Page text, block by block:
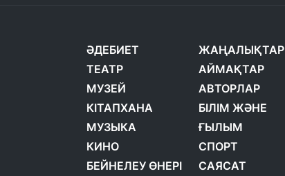
ӘДЕБИЕТ
ТЕАТР
МУЗЕЙ
КІТАПХАНА
МУЗЫКА
КИНО
БЕЙНЕЛЕУ ӨНЕРІ
ЖАҢАЛЫҚТАР
АЙМАҚТАР
АВТОРЛАР
БІЛІМ ЖӘНЕ
ҒЫЛЫМ
СПОРТ
САЯСАТ